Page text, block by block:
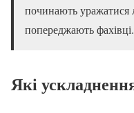
починають уражатися
попереджають фахівці.
Які